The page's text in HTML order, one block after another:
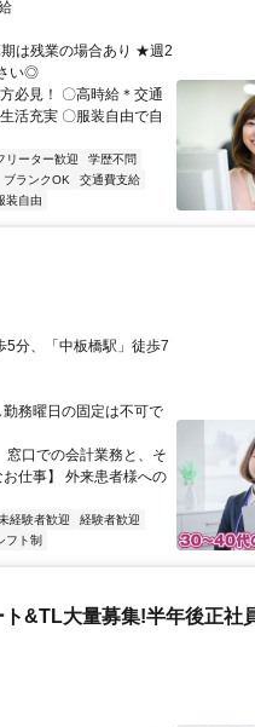
は残業の場合あり ★週2
い◎
必見！ 〇高時給＊交通
活充実 〇服装自由で自
リーター歓迎
学歴不問
ブランクOK
交通費支給
装自由
5分、「中板橋駅」徒歩7
務曜日の固定は不可で
窓口での会計業務と、そ
仕事】 外来患者様への
経験者歓迎
経験者歓迎
フト制
&TL大量募集!半年後正社